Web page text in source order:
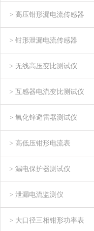
> 高压钳形漏电流传感器
> 钳形泄漏电流传感器
> 无线高压变比测试仪
> 互感器电流变比测试仪
> 氧化锌避雷器测试仪
> 高低压钳形电流表
> 漏电保护器测试仪
> 泄漏电流监测仪
> 大口径三相钳形功率表